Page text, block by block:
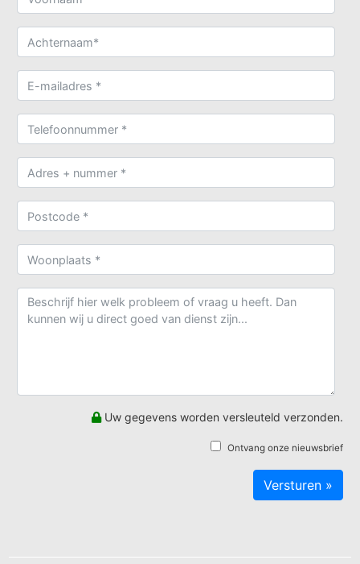
Uw gegevens worden versleuteld verzonden.
Ontvang onze nieuwsbrief